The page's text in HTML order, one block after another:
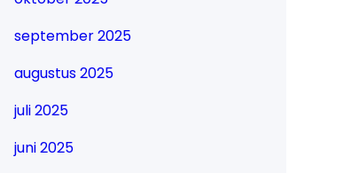
september 2025
augustus 2025
juli 2025
juni 2025